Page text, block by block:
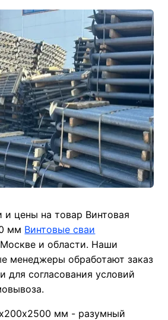
и цены на товар Винтовая
мм Винтовые сваи
и области. Наши
менеджеры обработают заказ
для согласования условий
мм - разумный